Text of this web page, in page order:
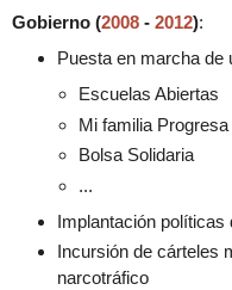
Gobierno (2008 - 2012):
Puesta en marcha de
Escuelas Abiertas
Mi familia Progresa
Bolsa Solidaria
...
Implantación políticas
Incursión de cárteles
narcotráfico